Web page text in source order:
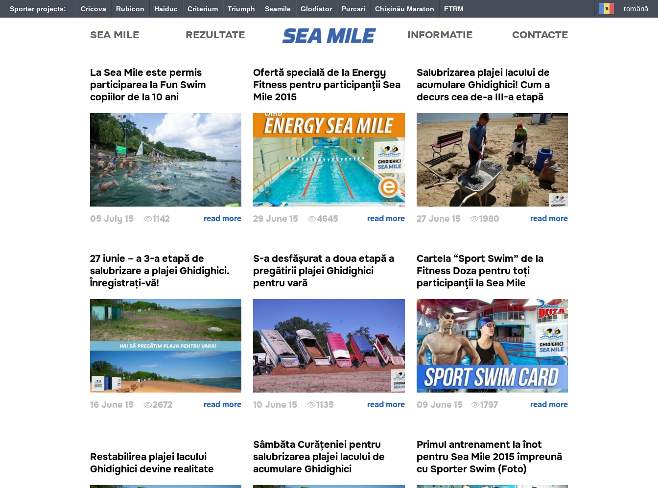
Sporter projects: Cricova Rubicon Haiduc Criterium Triumph Seamile Glodiator Purcari Chișinău Maraton FTRM română
SEA MILE REZULTATE INFORMATIE CONTACTE
La Sea Mile este permis
participarea la Fun Swim
copiilor de la 10 ani
05 July 15 1142 read more
Ofertă specială de la Energy
Fitness pentru participanţii Sea
Mile 2015
29 June 15 4645 read more
Salubrizarea plajei lacului de
acumulare Ghidighici! Cum a
decurs cea de-a III-a etapă
27 June 15 1980 read more
27 iunie – a 3-a etapă de
salubrizare a plajei Ghidighici.
Înregistrați-vă!
16 June 15 2672 read more
S-a desfăşurat a doua etapă a
pregătirii plajei Ghidighici
pentru vară
10 June 15 1135 read more
Cartela “Sport Swim” de la
Fitness Doza pentru toți
participanţii la Sea Mile
09 June 15 1797 read more
Restabilirea plajei lacului
Ghidighici devine realitate
Sâmbăta Curățeniei pentru
salubrizarea plajei lacului de
acumulare Ghidighici
Primul antrenament la înot
pentru Sea Mile 2015 împreună
cu Sporter Swim (Foto)